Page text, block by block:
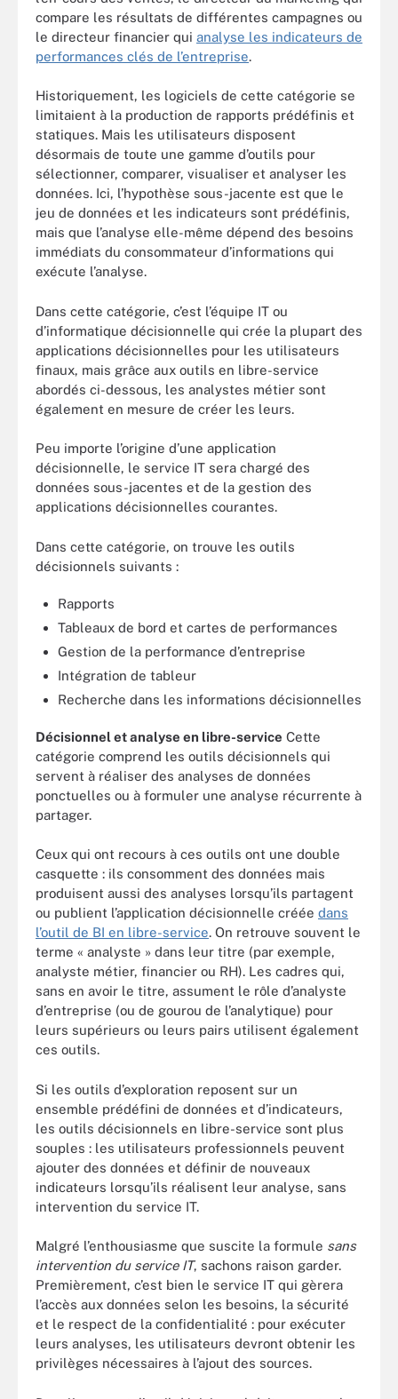
compare les résultats de différentes campagnes ou
le directeur financier qui analyse les indicateurs de
performances clés de l’entreprise.
Historiquement, les logiciels de cette catégorie se
limitaient à la production de rapports prédéfinis et
statiques. Mais les utilisateurs disposent
désormais de toute une gamme d’outils pour
sélectionner, comparer, visualiser et analyser les
données. Ici, l’hypothèse sous-jacente est que le
jeu de données et les indicateurs sont prédéfinis,
mais que l’analyse elle-même dépend des besoins
immédiats du consommateur d’informations qui
exécute l’analyse.
Dans cette catégorie, c’est l’équipe IT ou
d’informatique décisionnelle qui crée la plupart des
applications décisionnelles pour les utilisateurs
finaux, mais grâce aux outils en libre-service
abordés ci-dessous, les analystes métier sont
également en mesure de créer les leurs.
Peu importe l’origine d’une application
décisionnelle, le service IT sera chargé des
données sous-jacentes et de la gestion des
applications décisionnelles courantes.
Dans cette catégorie, on trouve les outils
décisionnels suivants :
Rapports
Tableaux de bord et cartes de performances
Gestion de la performance d’entreprise
Intégration de tableur
Recherche dans les informations décisionnelles
Décisionnel et analyse en libre-service Cette
catégorie comprend les outils décisionnels qui
servent à réaliser des analyses de données
ponctuelles ou à formuler une analyse récurrente à
partager.
Ceux qui ont recours à ces outils ont une double
casquette : ils consomment des données mais
produisent aussi des analyses lorsqu’ils partagent
ou publient l’application décisionnelle créée dans
l’outil de BI en libre-service. On retrouve souvent le
terme « analyste » dans leur titre (par exemple,
analyste métier, financier ou RH). Les cadres qui,
sans en avoir le titre, assument le rôle d’analyste
d’entreprise (ou de gourou de l’analytique) pour
leurs supérieurs ou leurs pairs utilisent également
ces outils.
Si les outils d’exploration reposent sur un
ensemble prédéfini de données et d’indicateurs,
les outils décisionnels en libre-service sont plus
souples : les utilisateurs professionnels peuvent
ajouter des données et définir de nouveaux
indicateurs lorsqu’ils réalisent leur analyse, sans
intervention du service IT.
Malgré l’enthousiasme que suscite la formule sans
intervention du service IT, sachons raison garder.
Premièrement, c’est bien le service IT qui gèrera
l’accès aux données selon les besoins, la sécurité
et le respect de la confidentialité : pour exécuter
leurs analyses, les utilisateurs devront obtenir les
privilèges nécessaires à l’ajout des sources.